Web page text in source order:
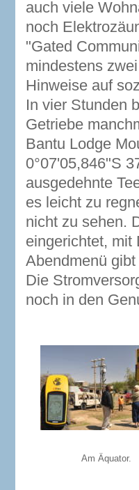
auch viele
noch
"Gated
mindestens
Hinweise auf
In vier Stunden
Getriebe
Bantu Lodge
0°07'05,846"S
ausgedehnte
es leicht zu
nicht zu sehen.
eingerichtet, mit
Abendmenü
Die
noch in den
Am Äquator.